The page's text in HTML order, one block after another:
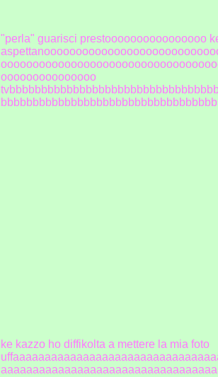
"perla" guarisci prestoooooooooooooooo
ooooooooooooooo
ke kazzo ho diffikolta a mettere la mia foto